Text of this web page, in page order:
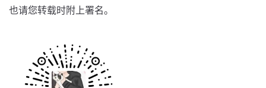
也请您转载时附上署名。